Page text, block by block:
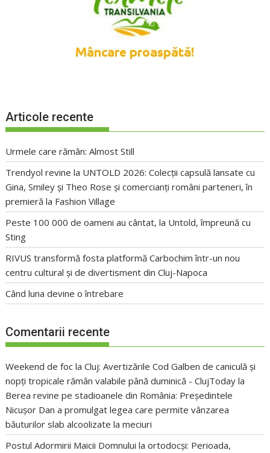
Articole recente
Urmele care rămân: Almost Still
Trendyol revine la UNTOLD 2026: Colecții capsulă lansate cu
Gina, Smiley și Theo Rose și comercianți români parteneri, în
premieră la Fashion Village
Peste 100 000 de oameni au cântat, la Untold, împreună cu
Sting
RIVUS transformă fosta platformă Carbochim într-un nou
centru cultural și de divertisment din Cluj-Napoca
Când luna devine o întrebare
Comentarii recente
Weekend de foc la Cluj: Avertizările Cod Galben de caniculă și
nopți tropicale rămân valabile până duminică - ClujToday la
Berea revine pe stadioanele din România: Președintele
Nicușor Dan a promulgat legea care permite vânzarea
băuturilor slab alcoolizate la meciuri
Postul Adormirii Maicii Domnului la ortodocși: Perioada,